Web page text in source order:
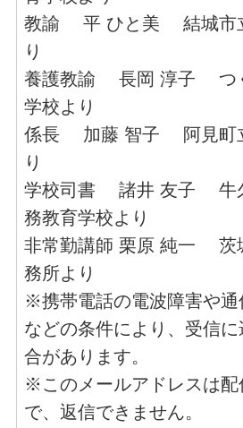
教諭 平 ひと美 結城市
り
養護教諭 長岡 淳子 つ
学校より
係長 加藤 智子 阿見町
り
学校司書 諸井 友子 牛
務教育学校より
非常勤講師 栗原 純一 茨
務所より
※携帯電話の電波障害や通
などの条件により、受信
合があります。
※このメールアドレスは配
で、返信できません。